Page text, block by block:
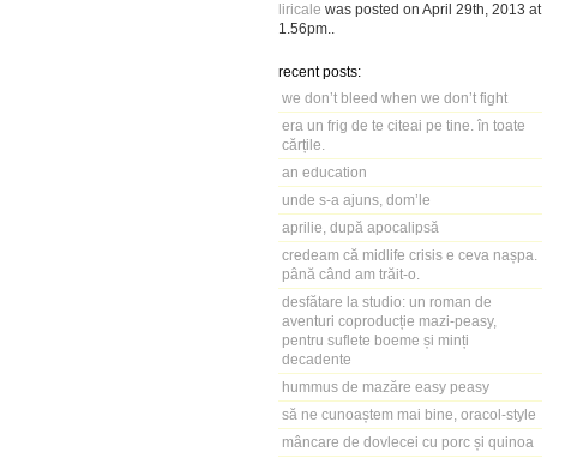
liricale was posted on April 29th, 2013 at
1.56pm
recent posts:
we don’t bleed when we don’t fight
era un frig de te citeai pe tine. în toate
cărțile.
an education
unde s-a ajuns, dom’le
aprilie, după apocalipsă
credeam că midlife crisis e ceva nașpa.
până când am trăit-o.
desfătare la studio: un roman de
aventuri coproducție mazi-peasy,
pentru suflete boeme și minți
decadente
hummus de mazăre easy peasy
să ne cunoaștem mai bine, oracol-style
mâncare de dovlecei cu porc și quinoa